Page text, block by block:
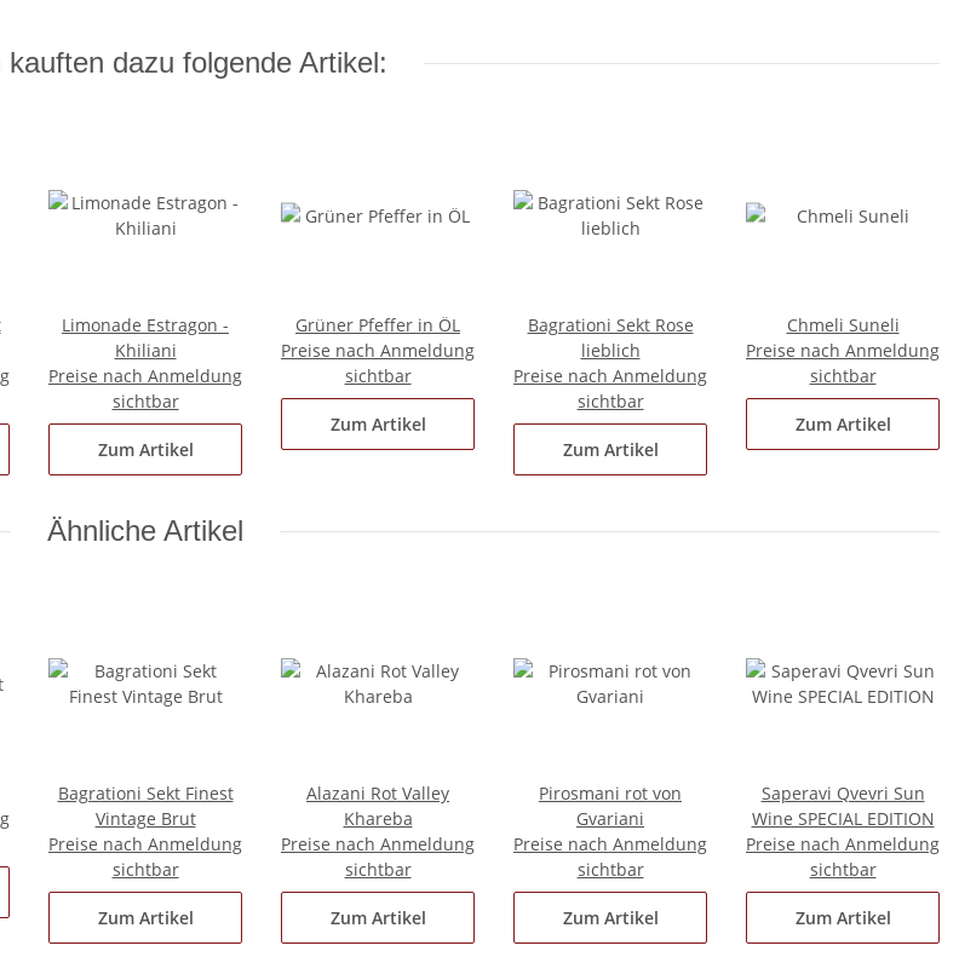
kauften dazu folgende Artikel:
Limonade Estragon -
Khiliani
Preise nach Anmeldung
sichtbar
Zum Artikel
Grüner Pfeffer in ÖL
Preise nach Anmeldung
sichtbar
Zum Artikel
Bagrationi Sekt Rose
lieblich
Preise nach Anmeldung
sichtbar
Zum Artikel
Chmeli Suneli
Preise nach Anmeldung
sichtbar
Zum Artikel
Ähnliche Artikel
Bagrationi Sekt Finest
Vintage Brut
Preise nach Anmeldung
sichtbar
Zum Artikel
Alazani Rot Valley
Khareba
Preise nach Anmeldung
sichtbar
Zum Artikel
Pirosmani rot von
Gvariani
Preise nach Anmeldung
sichtbar
Zum Artikel
Saperavi Qvevri Sun
Wine SPECIAL EDITION
Preise nach Anmeldung
sichtbar
Zum Artikel